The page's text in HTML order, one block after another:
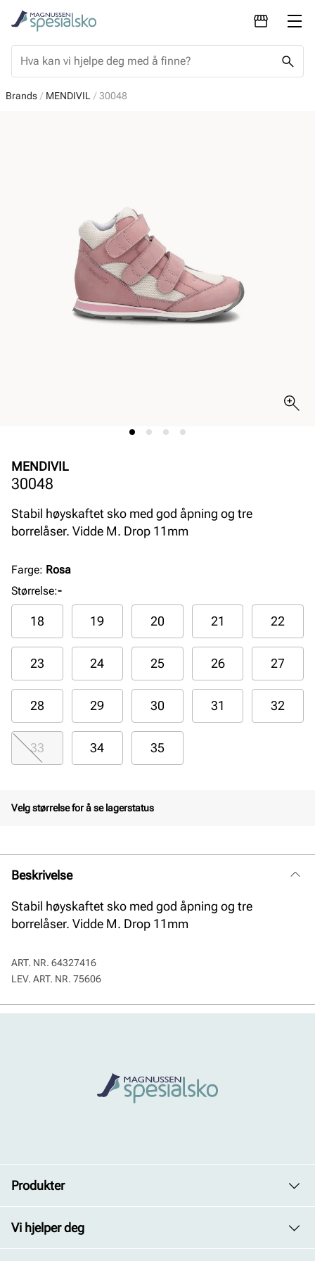
Brands MENDIVIL 30048
MENDIVIL
30048
Stabil høyskaftet sko med god åpning og tre
borrelåser. Vidde M. Drop 11mm
Farge: Rosa
Størrelse:-
18 19 20 21 22
23 24 25 26 27
28 29 30 31 32
33 34 35
Velg størrelse for å se lagerstatus
Beskrivelse
Stabil høyskaftet sko med god åpning og tre
borrelåser. Vidde M. Drop 11mm
ART. NR. 64327416
LEV. ART. NR. 75606
Produkter
Dame
Herre
Vi hjelper deg